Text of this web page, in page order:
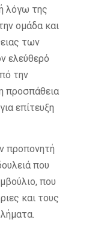
λόγω της
ομάδα και
των
ελεύθερό
την
προσπάθεια
επίτευξη
προπονητή
που
που
και τους